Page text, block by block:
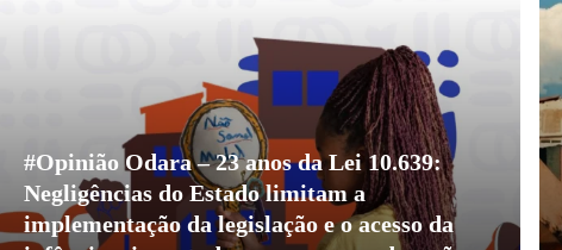
#Opinião Odara – 23 anos da Lei 10.639:
Negligências do Estado limitam a
implementação da legislação e o acesso da